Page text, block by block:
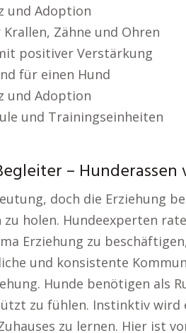
und Adoption
Krallen, Zähne und Ohren
positiver Verstärkung
für einen Hund
und Adoption
und Trainingseinheiten
–
doch die Erziehung
zu holen. Hundeexperten
Erziehung zu
und konsistente
Hunde benötigen als
zu fühlen. Instinktiv wird
zu lernen. Hier ist